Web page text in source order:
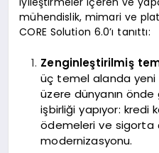
mühendislik, mimari ve
CORE Solution 6.0’ı tanıttı:
Zenginleştirilmiş
üç temel alanda
üzere dünyanın
işbirliği yapıyor: kredi
ödemeleri ve sigorta
modernizasyonu.